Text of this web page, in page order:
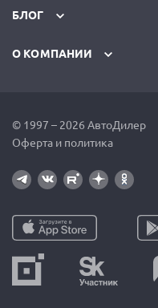
БЛОГ
О КОМПАНИИ
© 1997 – 2026 АвтоДилер
Оферта и политика